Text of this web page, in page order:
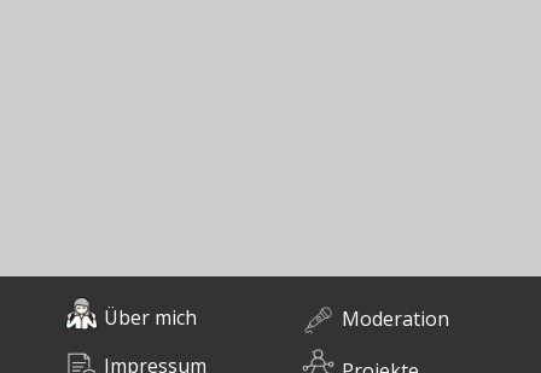
Moderation
Über mich
Impressum